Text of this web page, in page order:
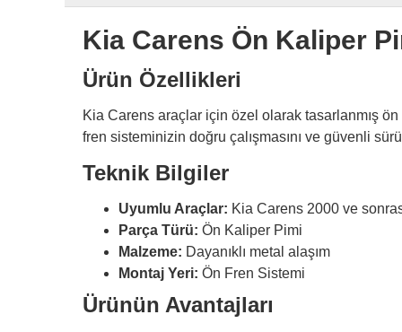
Kia Carens Ön Kaliper
Ürün Özellikleri
Kia Carens araçlar için özel olarak tasarlanmış
fren sisteminizin doğru çalışmasını ve güvenli
Teknik Bilgiler
Uyumlu Araçlar: Kia Carens 2000 ve
Parça Türü: Ön Kaliper Pimi
Malzeme: Dayanıklı metal alaşım
Montaj Yeri: Ön Fren Sistemi
Ürünün Avantajları